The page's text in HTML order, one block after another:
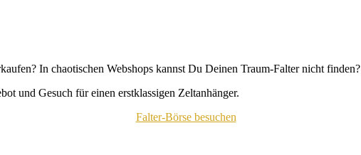
In chaotischen Webshops kannst Du Deinen Traum-Falter nicht finden?
und Gesuch für einen erstklassigen Zeltanhänger.
Falter-Börse besuchen